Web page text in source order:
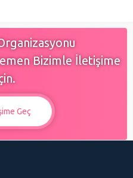
Bizimle İletişime
Geç